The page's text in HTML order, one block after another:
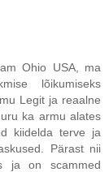
Ohio USA, ma
lõikumiseks
Legit ja reaalne
ka armu alates
kiidelda terve ja
Pärast nii
ja on scammed